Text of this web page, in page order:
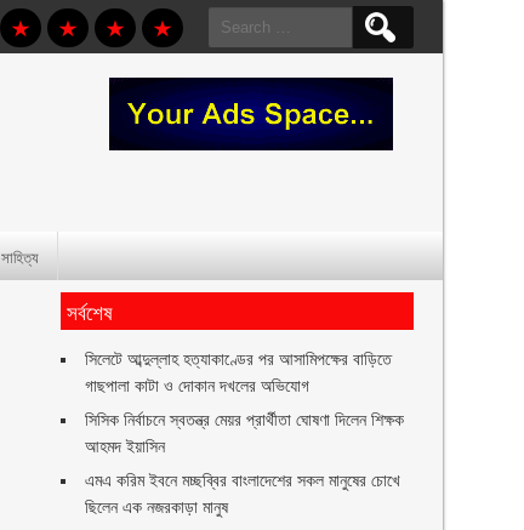
Search
for:
সাহিত্য
সর্বশেষ
সিলেটে আব্দুল্লাহ হত্যাকাণ্ডের পর আসামিপক্ষের বাড়িতে
গাছপালা কাটা ও দোকান দখলের অভিযোগ
সিসিক নির্বাচনে স্বতন্ত্র মেয়র প্রার্থীতা ঘোষণা দিলেন শিক্ষক
আহমদ ইয়াসিন
এমএ করিম ইবনে মচ্ছব্বির বাংলাদেশের সকল মানুষের চোখে
ছিলেন এক নজরকাড়া মানুষ ‎